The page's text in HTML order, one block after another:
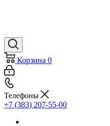
Корзина 0
Телефоны
+7 (383) 207-55-00